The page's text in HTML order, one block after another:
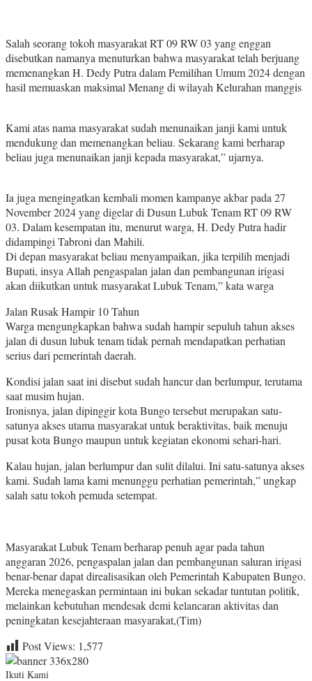
Salah seorang tokoh masyarakat RT 09 RW 03 yang enggan
disebutkan namanya menuturkan bahwa masyarakat telah berjuang
memenangkan H. Dedy Putra dalam Pemilihan Umum 2024 dengan
hasil memuaskan maksimal Menang di wilayah Kelurahan manggis
Kami atas nama masyarakat sudah menunaikan janji kami untuk
mendukung dan memenangkan beliau. Sekarang kami berharap
beliau juga menunaikan janji kepada masyarakat,” ujarnya.
Ia juga mengingatkan kembali momen kampanye akbar pada 27
November 2024 yang digelar di Dusun Lubuk Tenam RT 09 RW
03. Dalam kesempatan itu, menurut warga, H. Dedy Putra hadir
didampingi Tabroni dan Mahili.
Di depan masyarakat beliau menyampaikan, jika terpilih menjadi
Bupati, insya Allah pengaspalan jalan dan pembangunan irigasi
akan diikutkan untuk masyarakat Lubuk Tenam,” kata warga
Jalan Rusak Hampir 10 Tahun
Warga mengungkapkan bahwa sudah hampir sepuluh tahun akses
jalan di dusun lubuk tenam tidak pernah mendapatkan perhatian
serius dari pemerintah daerah.
Kondisi jalan saat ini disebut sudah hancur dan berlumpur, terutama
saat musim hujan.
Ironisnya, jalan dipinggir kota Bungo tersebut merupakan satu-
satunya akses utama masyarakat untuk beraktivitas, baik menuju
pusat kota Bungo maupun untuk kegiatan ekonomi sehari-hari.
Kalau hujan, jalan berlumpur dan sulit dilalui. Ini satu-satunya akses
kami. Sudah lama kami menunggu perhatian pemerintah,” ungkap
salah satu tokoh pemuda setempat.
Masyarakat Lubuk Tenam berharap penuh agar pada tahun
anggaran 2026, pengaspalan jalan dan pembangunan saluran irigasi
benar-benar dapat direalisasikan oleh Pemerintah Kabupaten Bungo.
Mereka menegaskan permintaan ini bukan sekadar tuntutan politik,
melainkan kebutuhan mendesak demi kelancaran aktivitas dan
peningkatan kesejahteraan masyarakat,(Tim)
Post Views: 1,577
Ikuti Kami